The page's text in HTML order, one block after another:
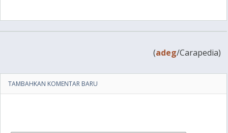
(adeg/Carapedia)
TAMBAHKAN KOMENTAR BARU